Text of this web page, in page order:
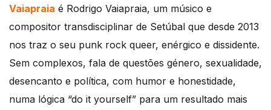
Vaiapraia é Rodrigo Vaiapraia, um músico e
compositor transdisciplinar de Setúbal que desde 2013
nos traz o seu punk rock queer, enérgico e dissidente.
Sem complexos, fala de questões género, sexualidade,
desencanto e política, com humor e honestidade,
numa lógica “do it yourself” para um resultado mais